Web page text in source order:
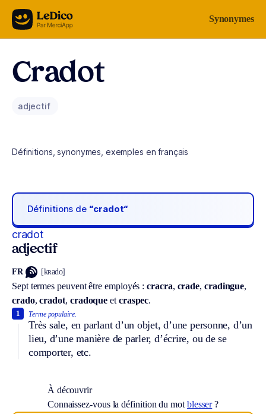
Aller au contenu Synonymes
Cradot
adjectif
Définitions, synonymes, exemples en français
Définitions de “cradot“
cradot
adjectif
FR [kʀado]
Sept termes peuvent être employés :cracra, crade, cradingue,
crado, cradot, cradoqueetcraspec.
Terme populaire.
Très sale, en parlant d’un objet, d’une personne, d’un
lieu, d’une manière de parler, d’écrire, ou de se
comporter, etc.
1
À découvrir
Connaissez-vous la définition du mot blesser?